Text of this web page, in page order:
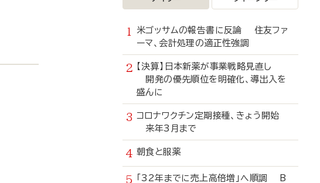
米ゴッサムの報告書に反論 住友ファ
ーマ、会計処理の適正性強調
【決算】日本新薬が事業戦略見直し
開発の優先順位を明確化、導出入を
盛んに
コロナワクチン定期接種、きょう開始
来年3月まで
朝食と服薬
「32年までに売上高倍増」へ順調 B